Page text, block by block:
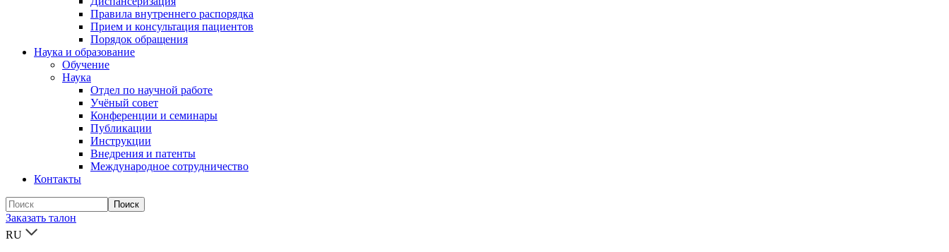
Правила внутреннего распорядка
Прием и консультация пациентов
Порядок обращения
Наука и образование
Обучение
Наука
Отдел по научной работе
Учёный совет
Конференции и семинары
Публикации
Инструкции
Внедрения и патенты
Международное сотрудничество
Контакты
Заказать талон
RU